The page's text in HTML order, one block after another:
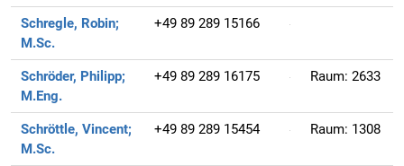
Schregle, Robin;
M.Sc.
+49 89 289 15166
Schröder, Philipp;
M.Eng.
+49 89 289 16175 Raum: 2633
Schröttle, Vincent;
M.Sc.
+49 89 289 15454 Raum: 1308